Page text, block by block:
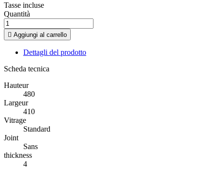
Tasse incluse
Quantità
 Aggiungi al carrello
Dettagli del prodotto
Scheda tecnica
Hauteur
480
Largeur
410
Vitrage
Standard
Joint
Sans
thickness
4